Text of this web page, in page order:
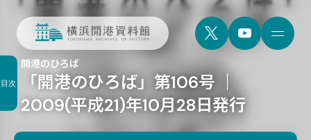
「開港のひろば」第106号 ｜
2009(平成21)年10月28日発行
開港のひろば
目次